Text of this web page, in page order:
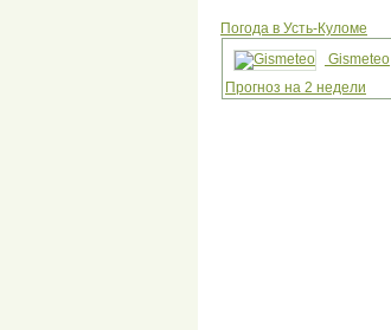
Погода в Усть-Куломе
Gismeteo
Прогноз на 2 недели